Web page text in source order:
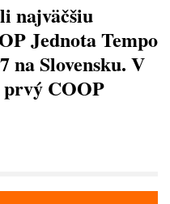
najväčšiu
Jednota Tempo
na Slovensku. V
COOP